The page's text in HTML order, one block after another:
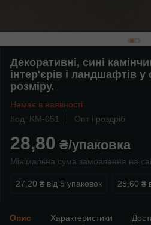
Декоративні, сині
інтер'єрів і ландшафтів у
розміру.
Немає в наявності
Код: KM-051
Опт і роздріб
28,80 ₴/упаковка
Мінімальна сума замовлення на
27,20 ₴ від 5 упаковок 25,60 ₴
Опис Характеристики